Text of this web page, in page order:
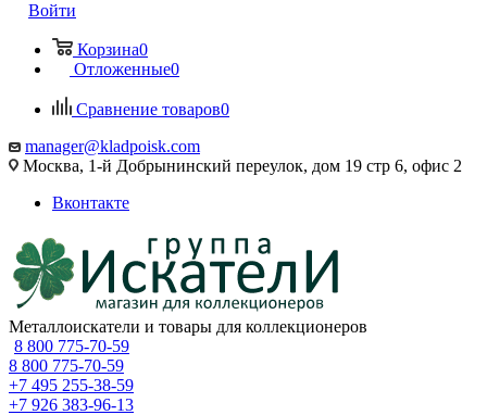
Войти
Корзина0
Отложенные0
Сравнение товаров0
manager@kladpoisk.com
Москва, 1-й Добрынинский переулок, дом 19 стр 6, офис 2
Вконтакте
Металлоискатели и товары для коллекционеров
8 800 775-70-59
8 800 775-70-59
+7 495 255-38-59
+7 926 383-96-13